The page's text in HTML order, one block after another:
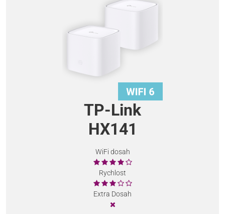
TP-Link
HX141
WiFi dosah
Rychlost
Extra Dosah